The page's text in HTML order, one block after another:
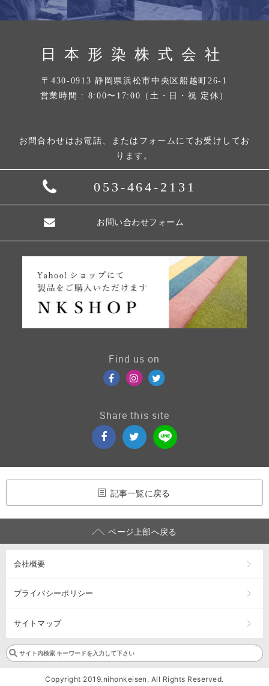
日本形染株式会社
〒430-0913 静岡県浜松市中央区船越町26-1
営業時間 : 8:00〜17:00（土・日・祝 定休）
お問合わせはお電話、またはフォームにてお受けしてお
ります。
053-464-2131
お問い合わせフォーム
Find us on
Share this site
記事一覧に戻る
ページ上部へ戻る
会社概要
プライバシーポリシー
サイトマップ
Copyright 2019.nihonkeisen. All Rights Reserved.